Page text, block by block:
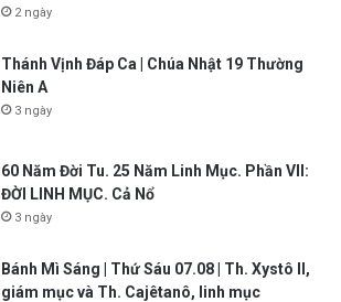
2 ngày
Thánh Vịnh Đáp Ca | Chúa Nhật 19 Thường
Niên A
3 ngày
60 Năm Đời Tu. 25 Năm Linh Mục. Phần VII:
ĐỜI LINH MỤC. Cả Nổ
3 ngày
Bánh Mì Sáng | Thứ Sáu 07.08 | Th. Xystô II,
giám mục và Th. Cajêtanô, linh mục